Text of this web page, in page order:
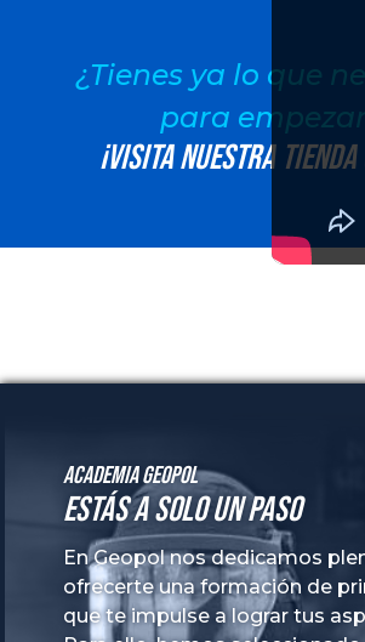
¿Tienes ya lo que
para
¡Visita nuestra
Academia GeoPol
Estás a solo un paso
En Geopol nos dedicamos
ofrecerte una formación de
que te impulse a lograr tus